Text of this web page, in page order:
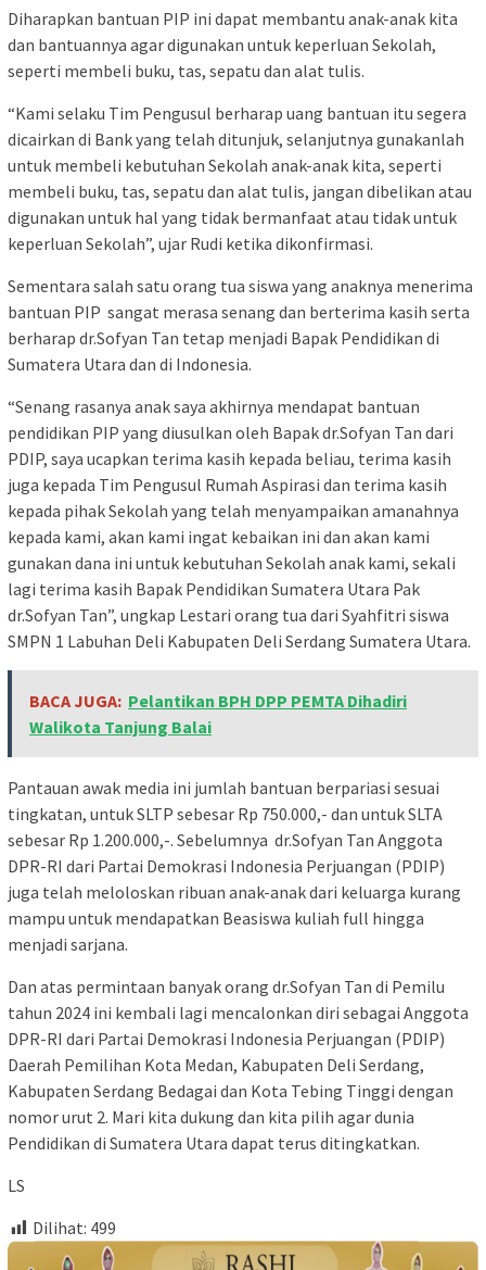
Diharapkan bantuan PIP ini dapat membantu anak-anak kita
dan bantuannya agar digunakan untuk keperluan Sekolah,
seperti membeli buku, tas, sepatu dan alat tulis.
“Kami selaku Tim Pengusul berharap uang bantuan itu segera
dicairkan di Bank yang telah ditunjuk, selanjutnya gunakanlah
untuk membeli kebutuhan Sekolah anak-anak kita, seperti
membeli buku, tas, sepatu dan alat tulis, jangan dibelikan atau
digunakan untuk hal yang tidak bermanfaat atau tidak untuk
keperluan Sekolah”, ujar Rudi ketika dikonfirmasi.
Sementara salah satu orang tua siswa yang anaknya menerima
bantuan PIP sangat merasa senang dan berterima kasih serta
berharap dr.Sofyan Tan tetap menjadi Bapak Pendidikan di
Sumatera Utara dan di Indonesia.
“Senang rasanya anak saya akhirnya mendapat bantuan
pendidikan PIP yang diusulkan oleh Bapak dr.Sofyan Tan dari
PDIP, saya ucapkan terima kasih kepada beliau, terima kasih
juga kepada Tim Pengusul Rumah Aspirasi dan terima kasih
kepada pihak Sekolah yang telah menyampaikan amanahnya
kepada kami, akan kami ingat kebaikan ini dan akan kami
gunakan dana ini untuk kebutuhan Sekolah anak kami, sekali
lagi terima kasih Bapak Pendidikan Sumatera Utara Pak
dr.Sofyan Tan”, ungkap Lestari orang tua dari Syahfitri siswa
SMPN 1 Labuhan Deli Kabupaten Deli Serdang Sumatera Utara.
BACA JUGA: Pelantikan BPH DPP PEMTA Dihadiri
Walikota Tanjung Balai
Pantauan awak media ini jumlah bantuan berpariasi sesuai
tingkatan, untuk SLTP sebesar Rp 750.000,- dan untuk SLTA
sebesar Rp 1.200.000,-. Sebelumnya dr.Sofyan Tan Anggota
DPR-RI dari Partai Demokrasi Indonesia Perjuangan (PDIP)
juga telah meloloskan ribuan anak-anak dari keluarga kurang
mampu untuk mendapatkan Beasiswa kuliah full hingga
menjadi sarjana.
Dan atas permintaan banyak orang dr.Sofyan Tan di Pemilu
tahun 2024 ini kembali lagi mencalonkan diri sebagai Anggota
DPR-RI dari Partai Demokrasi Indonesia Perjuangan (PDIP)
Daerah Pemilihan Kota Medan, Kabupaten Deli Serdang,
Kabupaten Serdang Bedagai dan Kota Tebing Tinggi dengan
nomor urut 2. Mari kita dukung dan kita pilih agar dunia
Pendidikan di Sumatera Utara dapat terus ditingkatkan.
LS
Dilihat: 499